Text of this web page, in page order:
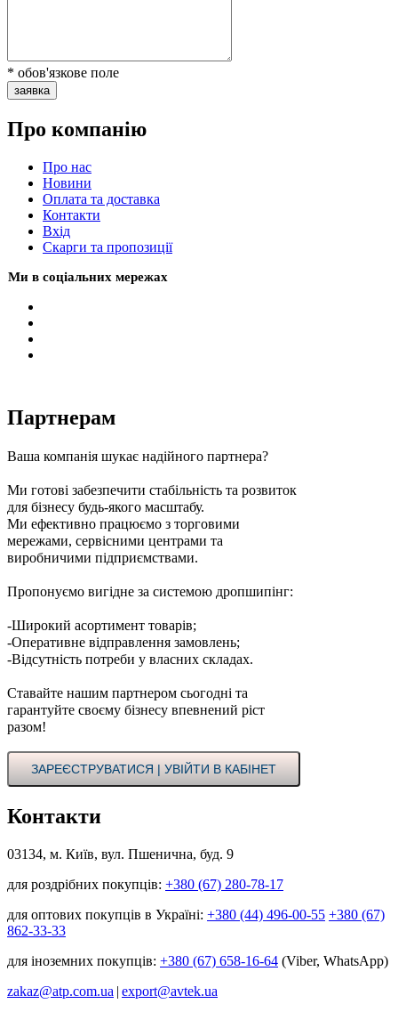
* обов'язкове поле
заявка
Про компанію
Про нас
Новини
Оплата та доставка
Контакти
Вхiд
Скарги та пропозиції
Ми в соціальних мережах
Партнерам
Ваша компанія шукає надійного партнера?
Ми готові забезпечити стабільність та розвиток
для бізнесу будь-якого масштабу.
Ми ефективно працюємо з торговими
мережами, сервісними центрами та
виробничими підприємствами.
Пропонуємо вигідне за системою дропшипінг:
-Широкий асортимент товарів;
-Оперативне відправлення замовлень;
-Відсутність потреби у власних складах.
Ставайте нашим партнером сьогодні та
гарантуйте своєму бізнесу впевнений ріст
разом!
ЗАРЕЄСТРУВАТИСЯ | УВІЙТИ В КАБІНЕТ
Контакти
03134, м. Київ, вул. Пшенична, буд. 9
для роздрібних покупців: +380 (67) 280-78-17
для оптових покупців в Україні: +380 (44) 496-00-55 +380 (67)
862-33-33
для іноземних покупців: +380 (67) 658-16-64 (Viber, WhatsApp)
zakaz@atp.com.ua | export@avtek.ua